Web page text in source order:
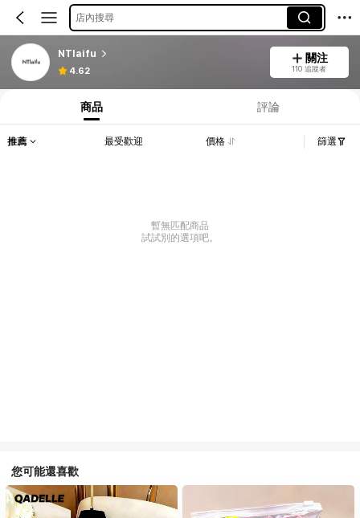
店內搜尋
NTlaifu
4.62
關注
110 追蹤者
商品 評論
推薦 最受歡迎 價格 篩選
暫無匹配商品
試試別的選項吧。
您可能還喜歡